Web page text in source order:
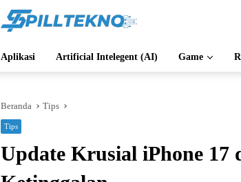
Aplikasi Artificial Intelegent (AI) Game
Beranda Tips
Tips
Update Krusial iPhone 17